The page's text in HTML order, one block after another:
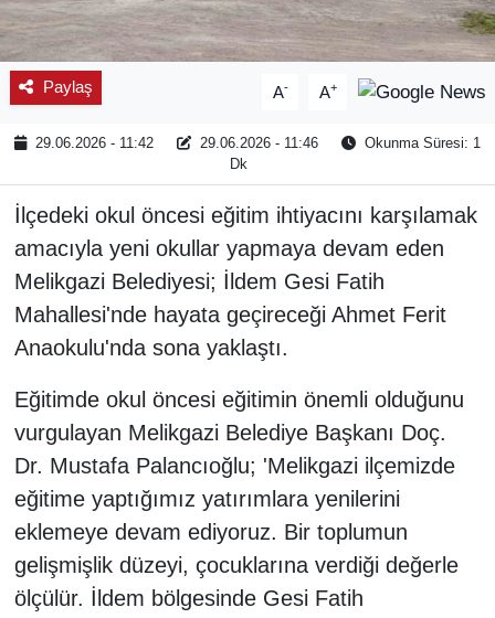
Paylaş A- A+
29.06.2026 - 11:42 29.06.2026 - 11:46
Okunma Süresi: 1
Dk
İlçedeki okul öncesi eğitim ihtiyacını karşılamak
amacıyla yeni okullar yapmaya devam eden
Melikgazi Belediyesi; İldem Gesi Fatih
Mahallesi'nde hayata geçireceği Ahmet Ferit
Anaokulu'nda sona yaklaştı.
Eğitimde okul öncesi eğitimin önemli olduğunu
vurgulayan Melikgazi Belediye Başkanı Doç.
Dr. Mustafa Palancıoğlu; 'Melikgazi ilçemizde
eğitime yaptığımız yatırımlara yenilerini
eklemeye devam ediyoruz. Bir toplumun
gelişmişlik düzeyi, çocuklarına verdiği değerle
ölçülür. İldem bölgesinde Gesi Fatih